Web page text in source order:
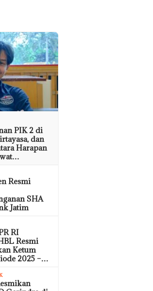
PIK 2 di
dan
Harapan
Resmi
SHA
Jatim
RI
Resmi
Ketum
2025 –…